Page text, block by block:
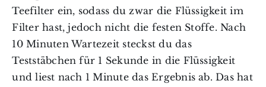
Teefilter ein, sodass du zwar die Flüssigkeit im
Filter hast, jedoch nicht die festen Stoffe. Nach
10 Minuten Wartezeit steckst du das
Teststäbchen für 1 Sekunde in die Flüssigkeit
und liest nach 1 Minute das Ergebnis ab. Das hat